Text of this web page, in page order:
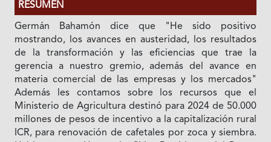
RESUMEN
Germán Bahamón dice que "He sido positivo
mostrando, los avances en austeridad, los resultados
de la transformación y las eficiencias que trae la
gerencia a nuestro gremio, además del avance en
materia comercial de las empresas y los mercados"
Además les contamos sobre los recursos que el
Ministerio de Agricultura destinó para 2024 de 50.000
millones de pesos de incentivo a la capitalización rural
ICR, para renovación de cafetales por zoca y siembra.